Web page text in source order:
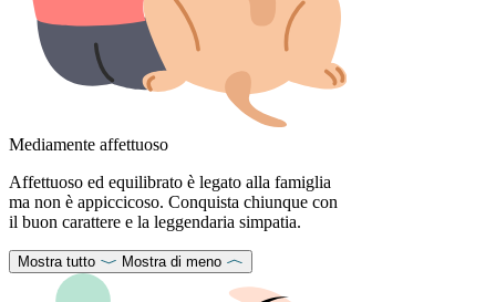
Mediamente affettuoso
Affettuoso ed equilibrato è legato alla famiglia
ma non è appiccicoso. Conquista chiunque con
il buon carattere e la leggendaria simpatia.
Mostra tutto Mostra di meno